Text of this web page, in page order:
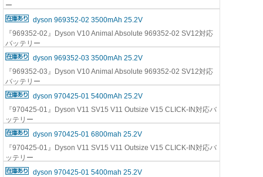
ー
dyson 969352-02 3500mAh 25.2V
『969352-02』Dyson V10 Animal Absolute 969352-02 SV12対応
バッテリー
dyson 969352-03 3500mAh 25.2V
『969352-03』Dyson V10 Animal Absolute 969352-02 SV12対応
バッテリー
dyson 970425-01 5400mAh 25.2V
『970425-01』Dyson V11 SV15 V11 Outsize V15 CLICK-IN対応バ
ッテリー
dyson 970425-01 6800mah 25.2V
『970425-01』Dyson V11 SV15 V11 Outsize V15 CLICK-IN対応バ
ッテリー
dyson 970425-01 5400mah 25.2V